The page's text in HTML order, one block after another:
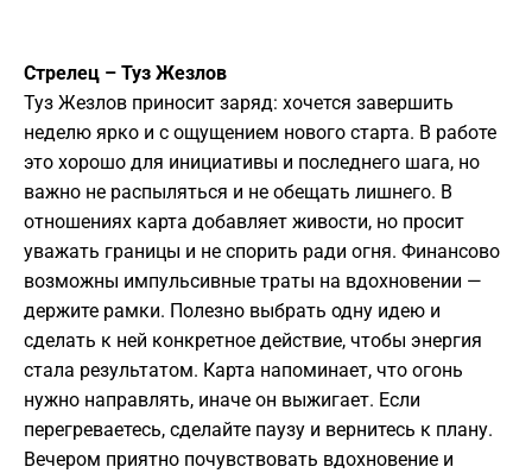
Стрелец – Туз Жезлов
Туз Жезлов приносит заряд: хочется завершить
неделю ярко и с ощущением нового старта. В работе
это хорошо для инициативы и последнего шага, но
важно не распыляться и не обещать лишнего. В
отношениях карта добавляет живости, но просит
уважать границы и не спорить ради огня. Финансово
возможны импульсивные траты на вдохновении —
держите рамки. Полезно выбрать одну идею и
сделать к ней конкретное действие, чтобы энергия
стала результатом. Карта напоминает, что огонь
нужно направлять, иначе он выжигает. Если
перегреваетесь, сделайте паузу и вернитесь к плану.
Вечером приятно почувствовать вдохновение и